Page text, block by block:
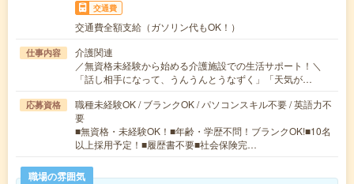
交通費
交通費全額支給（ガソリン代もOK！）
仕事内容
介護関連
／無資格未経験から始める介護施設での生活サポート！＼
「話し相手になって、うんうんとうなずく」「天気が…
応募資格
職種未経験OK / ブランクOK / パソコンスキル不要 / 英語力不
要
■無資格・未経験OK！■年齢・学歴不問！ブランクOK!■10名
以上採用予定！■履歴書不要■社会保険完…
職場の雰囲気